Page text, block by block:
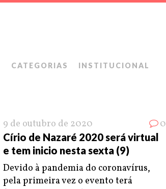
CATEGORIAS INSTITUCIONAL
9 de outubro de 2020 0
Círio de Nazaré 2020 será virtual
e tem inicio nesta sexta (9)
Devido à pandemia do coronavírus,
pela primeira vez o evento terá